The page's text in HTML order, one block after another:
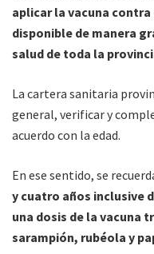
aplicar la vacuna
disponible de manera
salud de toda la
La cartera sanitaria
general, verificar y
acuerdo con la edad.
En ese sentido, se
y cuatro años inclusive
una dosis de la vacuna
sarampión, rubéola y